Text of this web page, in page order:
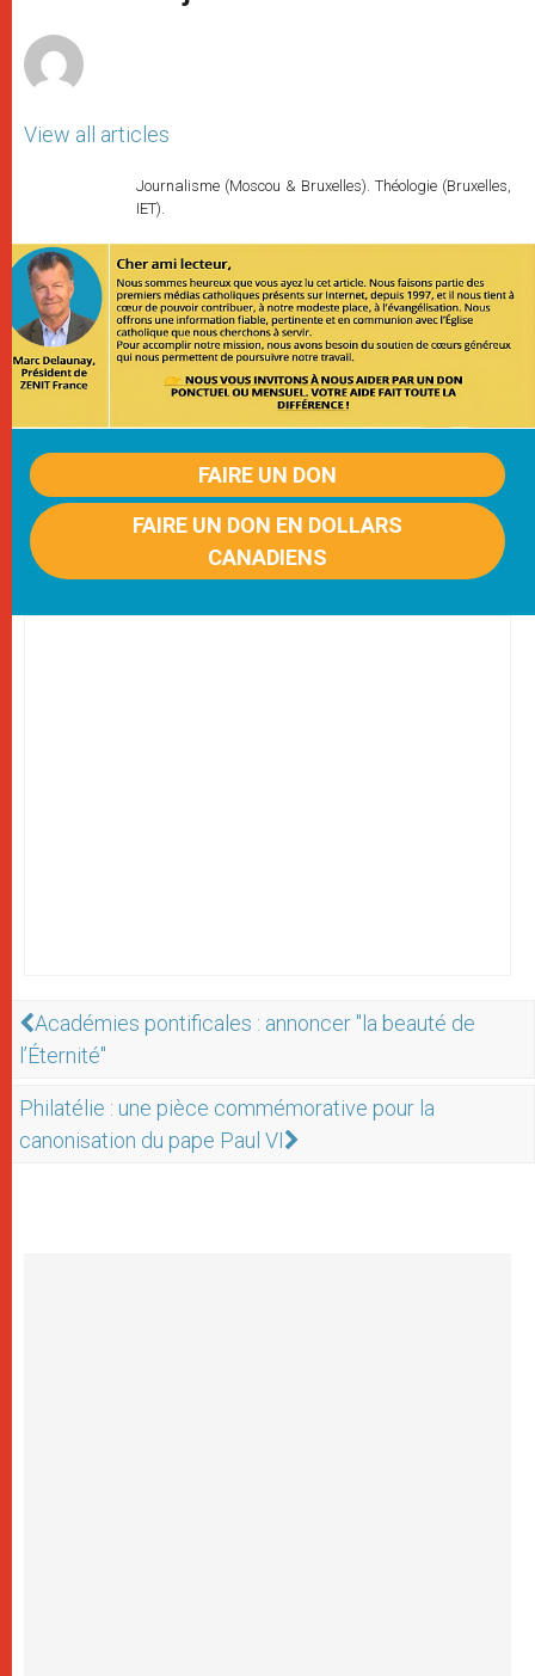
View all articles
Journalisme (Moscou & Bruxelles). Théologie (Bruxelles,
IET).
FAIRE UN DON
FAIRE UN DON EN DOLLARS
CANADIENS
Académies pontificales : annoncer "la beauté de
l’Éternité"
Philatélie : une pièce commémorative pour la
canonisation du pape Paul VI